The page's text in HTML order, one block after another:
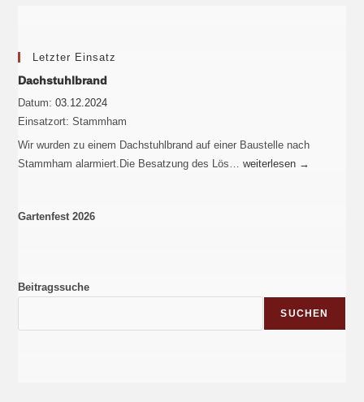
Letzter Einsatz
Dachstuhlbrand
Datum:03.12.2024
Einsatzort: Stammham
Wir wurden zu einem Dachstuhlbrand auf einer Baustelle nach
Stammham alarmiert.Die Besatzung des Lös…weiterlesen →
Gartenfest 2026
Beitragssuche
SUCHEN